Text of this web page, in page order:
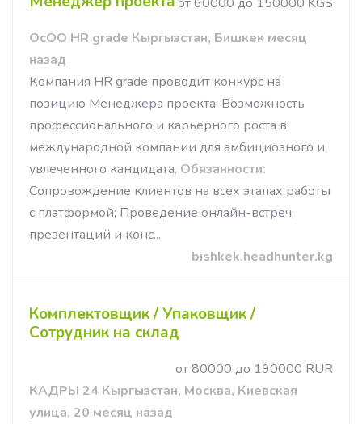
ОсОО HR grade Кыргызстан, Бишкек месяц
назад
Компания HR grade проводит конкурс на
позицию Менеджера проекта. Возможность
профессионального и карьерного роста в
международной компании для амбициозного и
увлеченного кандидата. Обязанности:
Сопровождение клиентов на всех этапах работы
с платформой; Проведение онлайн-встреч,
презентаций и конс...
bishkek.headhunter.kg
Комплектовщик / Упаковщик /
Сотрудник на склад
от 80000 до 190000 RUR
КАДРЫ 24 Кыргызстан, Москва, Киевская
улица, 20 месяц назад